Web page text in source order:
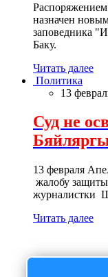
назначен
заповедника
Баку.
Читать далее
Политика
13
Суд не
13 февраля
жалобу защиты
журналистки
Читать далее